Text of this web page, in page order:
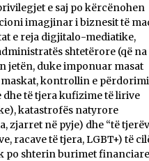
e saj po kërcënohen
imagjinar i biznesit të
e reja digjitalo-mediatike,
shtetërore (që na
jetën, duke imponuar masat
maskat, kontrollin e
dhe të tjera kufizime të lirive
katastrofës natyrore
zjarret në pyje) dhe “të
racave të tjera, LGBT+) të
po shterin burimet